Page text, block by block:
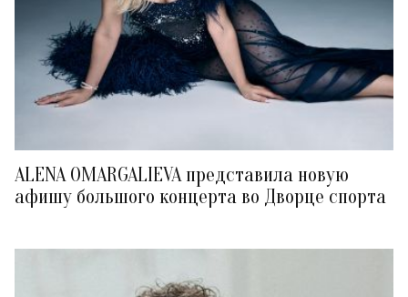
ALENA OMARGALIEVA представила новую
афишу большого концерта во Дворце спорта